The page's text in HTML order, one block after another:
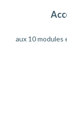
aux 10 modules